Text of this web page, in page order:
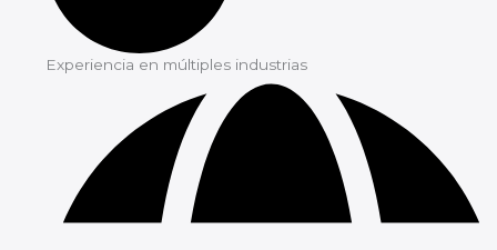
Experiencia en múltiples industrias